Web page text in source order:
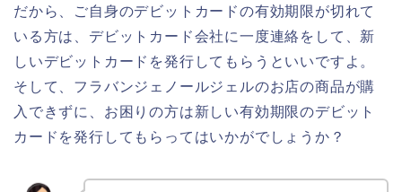
だから、ご自身のデビットカードの有効期限が切れて
いる方は、デビットカード会社に一度連絡をして、新
しいデビットカードを発行してもらうといいですよ。
そして、フラバンジェノールジェルのお店の商品が購
入できずに、お困りの方は新しい有効期限のデビット
カードを発行してもらってはいかがでしょうか？